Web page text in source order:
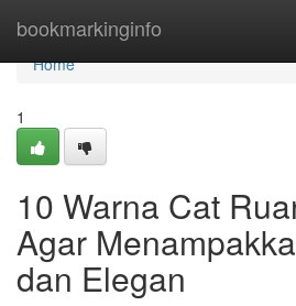
bookmarkinginfo
Home
Home
1
10 Warna Cat
Agar
dan Elegan